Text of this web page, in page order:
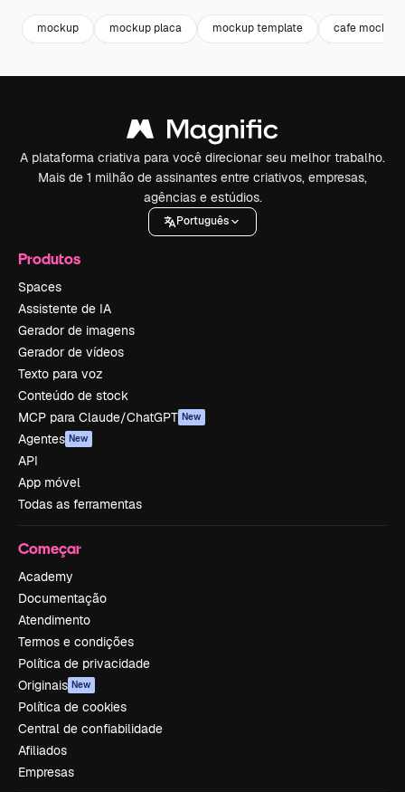
mockup mockup placa mockup template cafe mockup
A plataforma criativa para você direcionar seu melhor trabalho.
Mais de 1 milhão de assinantes entre criativos, empresas,
agências e estúdios.
Português
Produtos
Spaces
Assistente de IA
Gerador de imagens
Gerador de vídeos
Texto para voz
Conteúdo de stock
MCP para Claude/ChatGPT New
Agentes New
API
App móvel
Todas as ferramentas
Começar
Academy
Documentação
Atendimento
Termos e condições
Política de privacidade
Originais New
Política de cookies
Central de confiabilidade
Afiliados
Empresas